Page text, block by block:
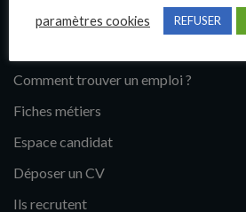
Comment trouver un emploi ?
Fiches métiers
Espace candidat
Déposer un CV
Ils recrutent
paramètres cookies REFUSER